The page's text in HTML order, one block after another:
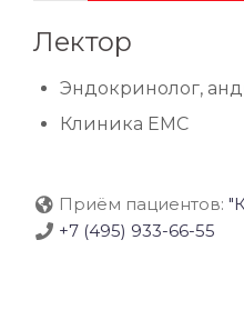
Лектор
Эндокринолог,
Клиника EMC
Приём пациентов:
+7 (495) 933-66-55